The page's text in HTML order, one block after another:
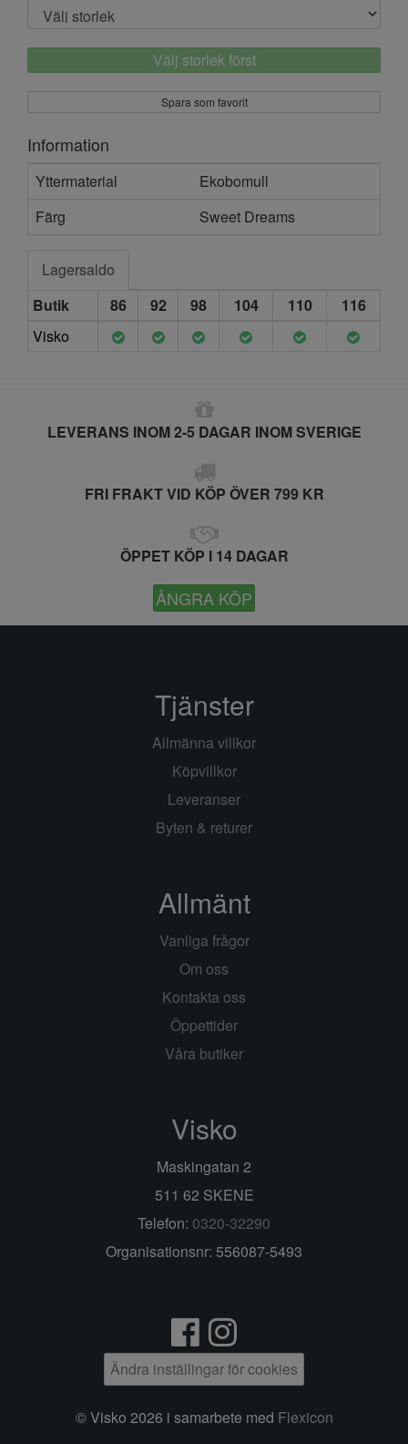
Välj storlek först
Spara som favorit
Information
Yttermaterial
Ekobomull
Färg
Sweet Dreams
Lagersaldo
Butik
86 92 98 104 110
116
Visko
LEVERANS INOM 2-5 DAGAR INOM SVERIGE
FRI FRAKT VID KÖP ÖVER 799 KR
ÖPPET KÖP I 14 DAGAR
ÅNGRA KÖP
Tjänster
Allmänna villkor
Köpvillkor
Leveranser
Byten & returer
Allmänt
Vanliga frågor
Om oss
Kontakta oss
Öppettider
Våra butiker
Visko
Maskingatan 2
511 62 SKENE
Telefon: 0320-32290
Organisationsnr: 556087-5493
Ändra inställingar för cookies
© Visko 2026 i samarbete med Flexicon